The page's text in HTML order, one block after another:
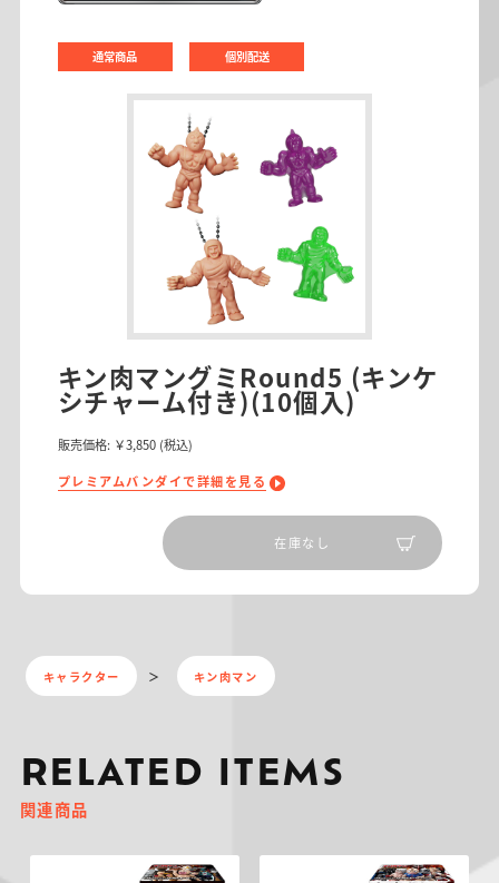
通常商品 個別配送
キン肉マングミRound5 (キンケ
シチャーム付き)(10個入)
販売価格: ￥3,850 (税込)
プレミアムバンダイで詳細を見る
在庫なし
キャラクター キン肉マン
RELATED ITEMS
関連商品